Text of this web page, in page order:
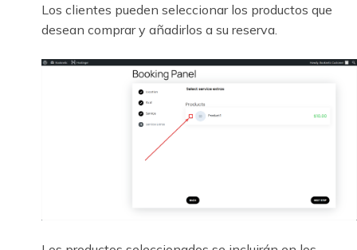
Los clientes pueden seleccionar los productos que
desean comprar y añadirlos a su reserva.